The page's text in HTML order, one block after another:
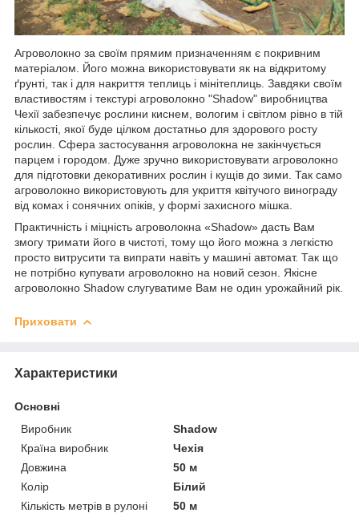
Агроволокно за своїм прямим призначенням є покривним
матеріалом. Його можна використовувати як на відкритому
ґрунті, так і для накриття теплиць і мінітеплиць. Завдяки своїм
властивостям і текстурі агроволокно "Shadow" виробництва
Чехії забезпечує рослини киснем, вологим і світлом рівно в тій
кількості, якої буде цілком достатньо для здорового росту
рослин. Сфера застосування агроволокна не закінчується
парцем і городом. Дуже зручно використовувати агроволокно
для підготовки декоративних рослин і кущів до зими. Так само
агроволокно використовують для укриття квітучого винограду
від комах і сонячних опіків, у формі захисного мішка.
Практичність і міцність агроволокна «Shadow» дасть Вам
змогу тримати його в чистоті, тому що його можна з легкістю
просто витрусити та випрати навіть у машині автомат. Так що
не потрібно купувати агроволокно на новий сезон. Якісне
агроволокно Shadow слугуватиме Вам не один урожайний рік.
Приховати
Характеристики
Основні
Виробник
Shadow
Країна виробник
Чехія
Довжина
50 м
Колір
Білий
Кількість метрів в рулоні
50 м